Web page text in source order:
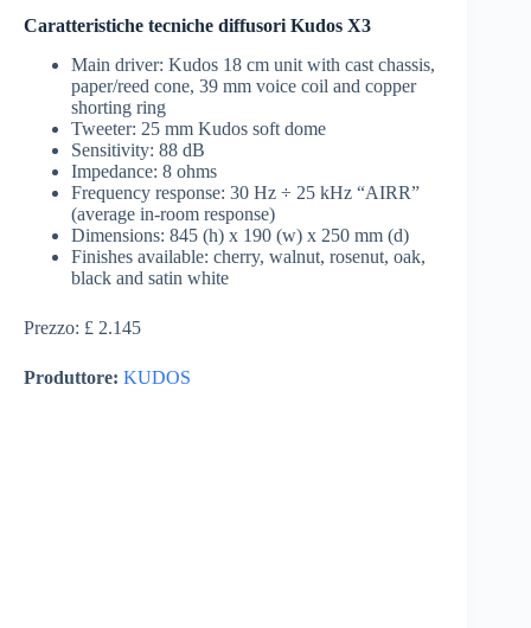
Caratteristiche tecniche diffusori Kudos X3
Main driver: Kudos 18 cm unit with cast chassis,
paper/reed cone, 39 mm voice coil and copper
shorting ring
Tweeter: 25 mm Kudos soft dome
Sensitivity: 88 dB
Impedance: 8 ohms
Frequency response: 30 Hz ÷ 25 kHz “AIRR”
(average in-room response)
Dimensions: 845 (h) x 190 (w) x 250 mm (d)
Finishes available: cherry, walnut, rosenut, oak,
black and satin white
Prezzo: £ 2.145
Produttore: KUDOS